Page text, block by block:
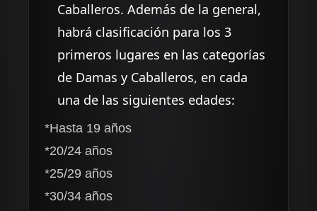
Caballeros. Además de la general,
habrá clasificación para los 3
primeros lugares en las categorías
de Damas y Caballeros, en cada
una de las siguientes edades:
*Hasta 19 años
*20/24 años
*25/29 años
*30/34 años